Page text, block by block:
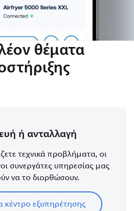
θέματα
ή ανταλλαγή
τεχνικά προβλήματα, οι
συνεργάτες υπηρεσίας μας
να το διορθώσουν.
κέντρο εξυπηρέτησης